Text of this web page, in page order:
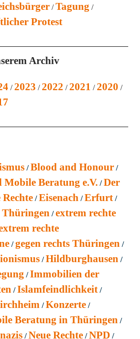
Tagung
Protest
Archiv
2023 2022 2021 2020
Blood and Honour
Mobile Beratung e.V. Der
Rechte Eisenach Erfurt
Thüringen extrem rechte
rechte
gegen rechts Thüringen
Hildburghausen
Immobilien der
Islamfeindlichkeit
Konzerte
Beratung in Thüringen
Neue Rechte NPD